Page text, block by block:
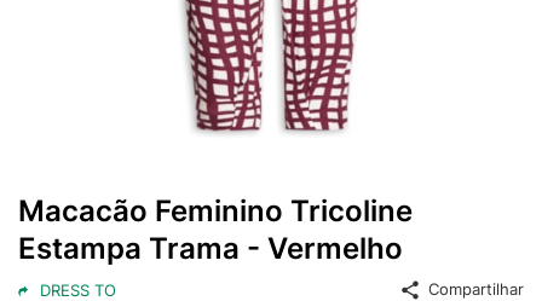
Macacão Feminino Tricoline
Estampa Trama - Vermelho
DRESS TO Compartilhar